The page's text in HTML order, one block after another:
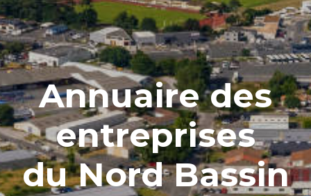
Annuaire des
entreprises
du Nord Bassin